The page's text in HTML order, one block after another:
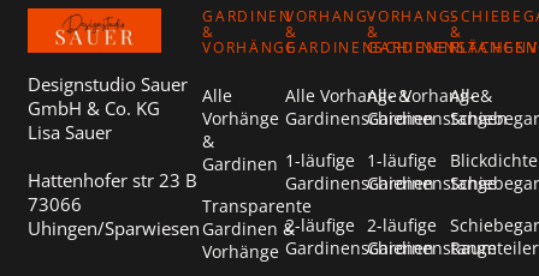
Designstudio Sauer
GmbH & Co. KG
Lisa Sauer
Hattenhofer str 23 B
73066
Uhingen/Sparwiesen
GARDINEN
&
VORHÄNGE
Alle
Vorhänge
&
Gardinen
Transparente
Gardinen &
Vorhänge
VORHANG-
&
GARDINENSCHIENEN
Alle Vorhang- &
Gardinenschienen
1-läufige
Gardinenschienen
2-läufige
Gardinenschienen
VORHANG-
&
GARDINENSTANGEN
Alle Vorhang- &
Gardinenstangen
1-läufige
Gardinenstange
2-läufige
Gardinenstange
&
Alle
Blickdichte
Raumteiler